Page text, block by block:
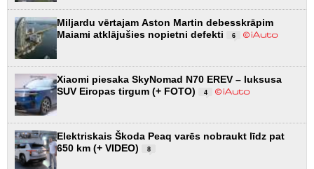
Miljardu vērtajam Aston Martin debesskrāpim
Maiami atklājušies nopietni defekti
6
Xiaomi piesaka SkyNomad N70 EREV – luksusa
SUV Eiropas tirgum (+ FOTO)
4
Elektriskais Škoda Peaq varēs nobraukt līdz pat
650 km (+ VIDEO)
8